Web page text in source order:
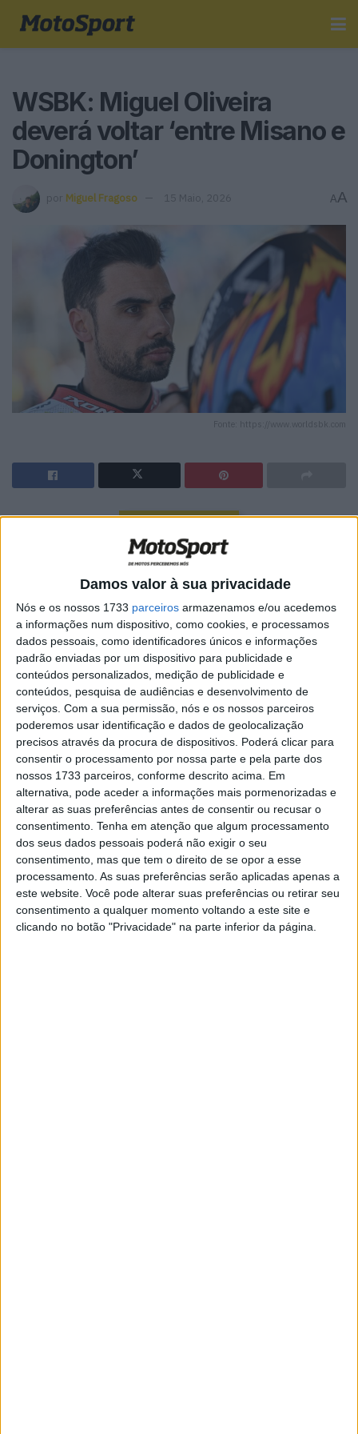
Damos valor à sua privacidade
Nós e os nossos 1733 parceiros armazenamos e/ou acedemos
a informações num dispositivo, como cookies, e processamos
dados pessoais, como identificadores únicos e informações
padrão enviadas por um dispositivo para publicidade e
conteúdos personalizados, medição de publicidade e
conteúdos, pesquisa de audiências e desenvolvimento de
serviços. Com a sua permissão, nós e os nossos parceiros
poderemos usar identificação e dados de geolocalização
precisos através da procura de dispositivos. Poderá clicar para
consentir o processamento por nossa parte e pela parte dos
nossos 1733 parceiros, conforme descrito acima. Em
alternativa, pode aceder a informações mais pormenorizadas e
alterar as suas preferências antes de consentir ou recusar o
consentimento. Tenha em atenção que algum processamento
dos seus dados pessoais poderá não exigir o seu
consentimento, mas que tem o direito de se opor a esse
processamento. As suas preferências serão aplicadas apenas a
este website. Você pode alterar suas preferências ou retirar seu
consentimento a qualquer momento voltando a este site e
clicando no botão "Privacidade" na parte inferior da página.
WSBK: Miguel Oliveira
deverá voltar ‘entre Misano e
Donington’
por Miguel Fragoso 15 Maio, 2026 AA
Fonte: https://www.worldsbk.com
🔊 Ouvir artigo
Miguel Oliveira “não tem um prazo definido” para
na ronda da Hungria, segundo o responsável da BMW,
Shaun Muir.
Oliveira foi afastado do fim de semana do Mundial de
Superbike na Hungria há duas semanas (1–3 de maio),
depois de ter estado envolvido numa queda com Andrea
Locatelli e Sam Lowes na Superpole Race, da qual
resultou uma concussão e uma lesão no ombro.
O piloto português foi posteriormente declarado inapto
para participar tanto na ronda desta semana na
República Checa (15–17 de maio) como na ronda de
Aragão, entre 29 e 31 de maio.
Artigos relacionados
MotoGP: Jorge Martín não dá hipóteses e
vence Sprint marcada pelo domínio da